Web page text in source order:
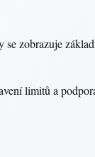
zobrazuje
limitů a